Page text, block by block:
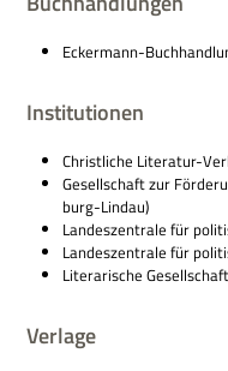
Ecker­mann-
Institutionen
Christ­li­che Lite­ra­tur-
Gesell­schaft zur
burg-Lin­dau)
Lan­des­zen­trale für
Lan­des­zen­trale für
Lite­ra­ri­sche
Verlage